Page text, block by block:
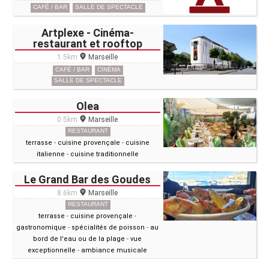
CAFÉ / BAR SALLE DE SPECTACLE
Artplexe - Cinéma-
restaurant et rooftop
1.5km Marseille
CAFÉ / BAR
CINÉMA
SALLE DE SPECTACLE
Olea
0.5km Marseille
RESTAURANT
terrasse - cuisine provençale - cuisine
italienne - cuisine traditionnelle
Le Grand Bar des Goudes
8.6km Marseille
RESTAURANT
terrasse - cuisine provençale -
gastronomique - spécialités de poisson - au
bord de l'eau ou de la plage -vue
exceptionnelle - ambiance musicale